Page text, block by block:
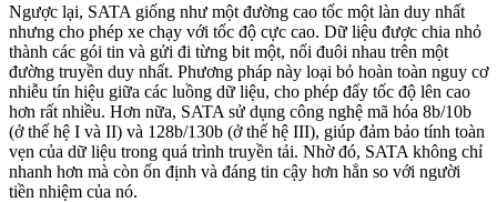
Ngược lại, SATA giống như một đường cao tốc một làn duy nhất
nhưng cho phép xe chạy với tốc độ cực cao. Dữ liệu được chia nhỏ
thành các gói tin và gửi đi từng bit một, nối đuôi nhau trên một
đường truyền duy nhất. Phương pháp này loại bỏ hoàn toàn nguy cơ
nhiễu tín hiệu giữa các luồng dữ liệu, cho phép đẩy tốc độ lên cao
hơn rất nhiều. Hơn nữa, SATA sử dụng công nghệ mã hóa 8b/10b
(ở thế hệ I và II) và 128b/130b (ở thế hệ III), giúp đảm bảo tính toàn
vẹn của dữ liệu trong quá trình truyền tải. Nhờ đó, SATA không chỉ
nhanh hơn mà còn ổn định và đáng tin cậy hơn hẳn so với người
tiền nhiệm của nó.